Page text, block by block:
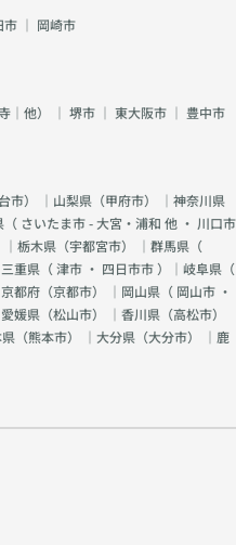
市 ｜ 岡崎市
他） ｜ 堺市 ｜ 東大阪市 ｜ 豊中市
市） ｜山梨県（甲府市） ｜神奈川県
（ さいたま市 - 大宮・浦和 他 ・ 川口市
｜栃木県（宇都宮市） ｜群馬県（
重県（津市 ・ 四日市市）｜岐阜県（
都府（京都市） ｜岡山県（ 岡山市 ・
媛県（松山市） ｜香川県（高松市）
（熊本市） ｜大分県（大分市） ｜鹿